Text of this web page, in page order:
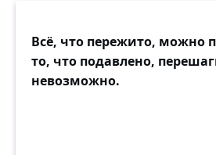
Всё, что пережито, можно
то, что подавлено,
невозможно.